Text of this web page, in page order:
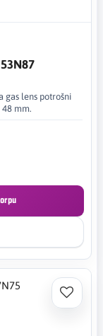
gas lens potrošni
mm.